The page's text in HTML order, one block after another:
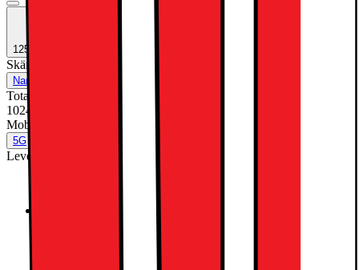
1250:- EXTRA INBYTESRABATT
Skärmteknik Standard glass
Nano Texture Glass
Total lagringskapacitet (GB)
1024
1024
Mobilt datanätverk
5G
Leverantörens färgnamn Silver